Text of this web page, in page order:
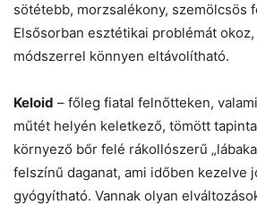
sötétebb, morzsalékony, szemölcsös
Elsősorban esztétikai problémát
módszerrel könnyen eltávolítható.
Keloid – főleg fiatal felnőtteken,
műtét helyén keletkező, tömött
környező bőr felé rákollószerű
felszínű daganat, ami időben kezelve
gyógyítható. Vannak olyan